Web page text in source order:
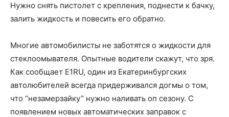
Нужно снять пистолет с крепления, поднести к бачку,
залить жидкость и повесить его обратно.
Многие автомобилисты не заботятся о жидкости для
стеклоомывателя. Опытные водители скажут, что зря.
Как сообщает E1RU, один из Екатеринбургских
автолюбителей всегда придерживался догмы о том,
что ‘’незамерзайку’’ нужно наливать оп сезону. С
появлением новых автоматических заправок с